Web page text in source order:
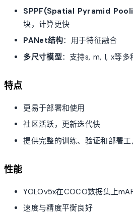
SPPF(Spatial Pyramid
块，计算更快
PANet结构：用于特征融合
多尺寸模型：支持s, m, l, x等多
特点
更易于部署和使用
社区活跃，更新迭代快
提供完整的训练、验证和部署
性能
YOLOv5x在COCO数据集上
速度与精度平衡良好